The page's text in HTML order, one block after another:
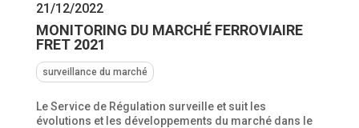
21/12/2022
MONITORING DU MARCHÉ FERROVIAIRE
FRET 2021
surveillance du marché
Le Service de Régulation surveille et suit les
évolutions et les développements du marché dans le